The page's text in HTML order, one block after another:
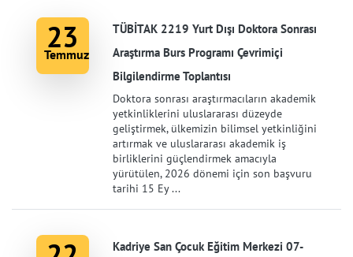
23
Temmuz
TÜBİTAK 2219 Yurt Dışı Doktora Sonrası
Araştırma Burs Programı Çevrimiçi
Bilgilendirme Toplantısı
Doktora sonrası araştırmacıların akademik
yetkinliklerini uluslararası düzeyde
geliştirmek, ülkemizin bilimsel yetkinliğini
artırmak ve uluslararası akademik iş
birliklerini güçlendirmek amacıyla
yürütülen, 2026 dönemi için son başvuru
tarihi 15 Ey ...
Kadriye San Çocuk Eğitim Merkezi 07-